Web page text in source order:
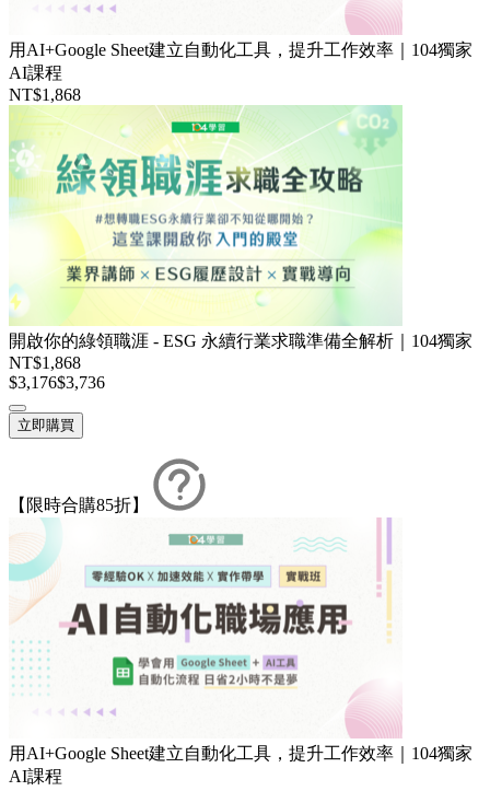
用AI+Google Sheet建立自動化工具，提升工作效率｜104獨家
AI課程
NT$1,868
開啟你的綠領職涯 - ESG 永續行業求職準備全解析｜104獨家
NT$1,868
$3,176$3,736
立即購買
【限時合購85折】
用AI+Google Sheet建立自動化工具，提升工作效率｜104獨家
AI課程